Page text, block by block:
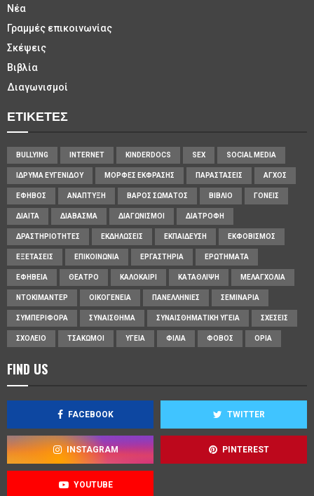
Νέα
Γραμμές επικοινωνίας
Σκέψεις
Βιβλία
Διαγωνισμοί
ΕΤΙΚΈΤΕΣ
BULLYING INTERNET KINDERDOCS SEX SOCIAL MEDIA
ΊΔΡΥΜΑ ΕΥΓΕΝΊΔΟΥ ΜΟΡΦΈΣ ΈΚΦΡΑΣΗΣ ΠΑΡΑΣΤΆΣΕΙΣ ΆΓΧΟΣ
ΈΦΗΒΟΣ ΑΝΆΠΤΥΞΗ ΒΆΡΟΣ ΣΏΜΑΤΟΣ ΒΙΒΛΊΟ ΓΟΝΕΊΣ
ΔΊΑΙΤΑ ΔΙΆΒΑΣΜΑ ΔΙΑΓΩΝΙΣΜΟΊ ΔΙΑΤΡΟΦΉ
ΔΡΑΣΤΗΡΙΌΤΗΤΕΣ ΕΚΔΗΛΏΣΕΙΣ ΕΚΠΑΊΔΕΥΣΗ ΕΚΦΟΒΙΣΜΌΣ
ΕΞΕΤΆΣΕΙΣ ΕΠΙΚΟΙΝΩΝΊΑ ΕΡΓΑΣΤΉΡΙΑ ΕΡΩΤΉΜΑΤΑ
ΕΦΗΒΕΊΑ ΘΈΑΤΡΟ ΚΑΛΟΚΑΊΡΙ ΚΑΤΆΘΛΙΨΗ ΜΕΛΑΓΧΟΛΊΑ
ΝΤΟΚΙΜΑΝΤΈΡ ΟΙΚΟΓΈΝΕΙΑ ΠΑΝΕΛΛΉΝΙΕΣ ΣΕΜΙΝΆΡΙΑ
ΣΥΜΠΕΡΙΦΟΡΆ ΣΥΝΑΊΣΘΗΜΑ ΣΥΝΑΙΣΘΗΜΑΤΙΚΉ ΥΓΕΊΑ ΣΧΈΣΕΙΣ
ΣΧΟΛΕΊΟ ΤΣΑΚΩΜΟΊ ΥΓΕΊΑ ΦΙΛΊΑ ΦΌΒΟΣ ΌΡΙΑ
FIND US
FACEBOOK TWITTER
INSTAGRAM PINTEREST
YOUTUBE